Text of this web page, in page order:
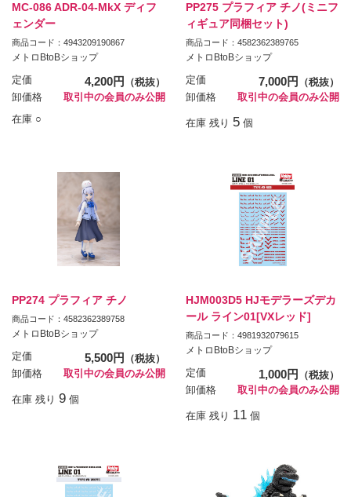
MC-086 ADR-04-MkX ディフ
ェンダー
商品コード：4943209190867
メトロBtoBショップ
定価 4,200円
（税抜）
卸価格
取引中の会員のみ公開
在庫 ○
PP275 プラフィア チノ(ミニフ
ィギュア同梱セット)
商品コード：4582362389765
メトロBtoBショップ
定価 7,000円
（税抜）
卸価格
取引中の会員のみ公開
在庫 残り 5 個
PP274 プラフィア チノ
商品コード：4582362389758
メトロBtoBショップ
定価 5,500円
（税抜）
卸価格
取引中の会員のみ公開
在庫 残り 9 個
HJM003D5 HJモデラーズデカ
ール ライン01[VXレッド]
商品コード：4981932079615
メトロBtoBショップ
定価 1,000円
（税抜）
卸価格
取引中の会員のみ公開
在庫 残り 11 個